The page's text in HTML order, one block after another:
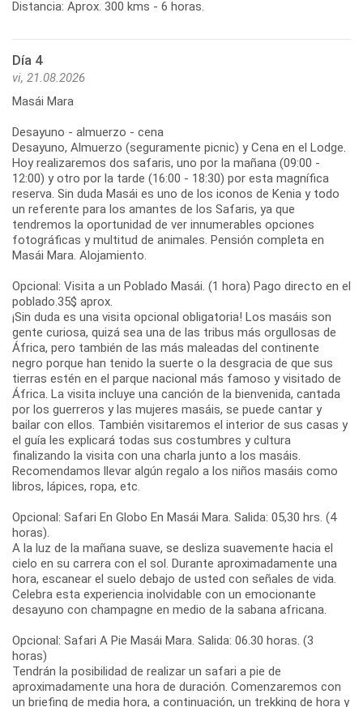
Distancia: Aprox. 300 kms - 6 horas.
Día 4
vi, 21.08.2026
Masái Mara
Desayuno - almuerzo - cena
Desayuno, Almuerzo (seguramente picnic) y Cena en el Lodge.
Hoy realizaremos dos safaris, uno por la mañana (09:00 -
12:00) y otro por la tarde (16:00 - 18:30) por esta magnífica
reserva. Sin duda Masái es uno de los iconos de Kenia y todo
un referente para los amantes de los Safaris, ya que
tendremos la oportunidad de ver innumerables opciones
fotográficas y multitud de animales. Pensión completa en
Masái Mara. Alojamiento.
Opcional: Visita a un Poblado Masái. (1 hora) Pago directo en el
poblado.35$ aprox.
¡Sin duda es una visita opcional obligatoria! Los masáis son
gente curiosa, quizá sea una de las tribus más orgullosas de
África, pero también de las más maleadas del continente
negro porque han tenido la suerte o la desgracia de que sus
tierras estén en el parque nacional más famoso y visitado de
África. La visita incluye una canción de la bienvenida, cantada
por los guerreros y las mujeres masáis, se puede cantar y
bailar con ellos. También visitaremos el interior de sus casas y
el guía les explicará todas sus costumbres y cultura
finalizando la visita con una charla junto a los masáis.
Recomendamos llevar algún regalo a los niños masáis como
libros, lápices, ropa, etc.
Opcional: Safari En Globo En Masái Mara. Salida: 05,30 hrs. (4
horas).
A la luz de la mañana suave, se desliza suavemente hacia el
cielo en su carrera con el sol. Durante aproximadamente una
hora, escanear el suelo debajo de usted con señales de vida.
Celebra esta experiencia inolvidable con un emocionante
desayuno con champagne en medio de la sabana africana.
Opcional: Safari A Pie Masái Mara. Salida: 06.30 horas. (3
horas)
Tendrán la posibilidad de realizar un safari a pie de
aproximadamente una hora de duración. Comenzaremos con
un briefing de media hora, a continuación, un trekking de hora y